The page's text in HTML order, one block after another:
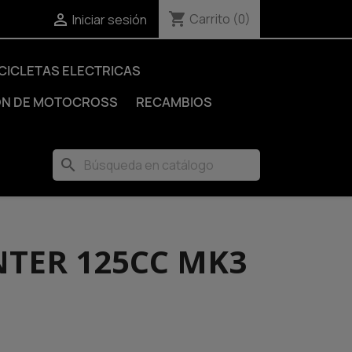
 Iniciar sesión shopping_cart Carrito (0)
ELECTRICAS
DE MOTOCROSS
RECAMBIOS
search
125CC MK3